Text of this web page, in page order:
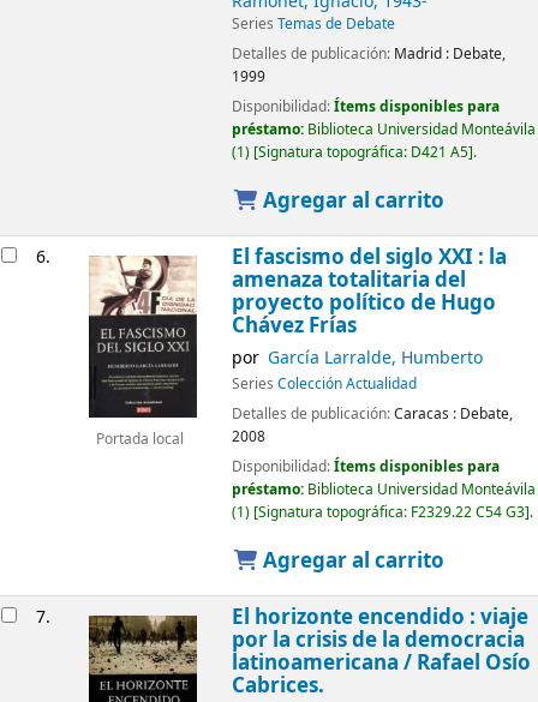
Series Temas de Debate
Detalles de publicación: Madrid : Debate,
1999
Disponibilidad:Ítems disponibles para
préstamo: Biblioteca Universidad Monteávila
(1) Signatura topográfica: D421 A5 .
Agregar al carrito
6.
Portada local
El fascismo del siglo XXI : la
amenaza totalitaria del
proyecto político de Hugo
Chávez Frías
por García Larralde, Humberto
Series Colección Actualidad
Detalles de publicación:Caracas : Debate,
2008
Disponibilidad:Ítems disponibles para
préstamo: Biblioteca Universidad Monteávila
(1) Signatura topográfica: F2329.22 C54 G3 .
Agregar al carrito
7. El horizonte encendido : viaje
por la crisis de la democracia
latinoamericana / Rafael Osío
Cabrices.